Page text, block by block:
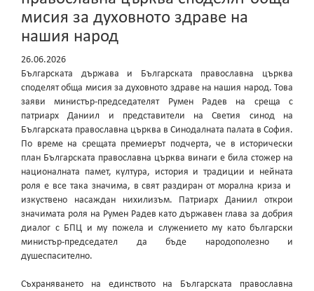
мисия за духовното здраве на
нашия народ
26.06.2026
Българската държава и Българската православна църква
споделят обща мисия за духовното здраве на нашия народ. Това
заяви министър-председателят Румен Радев на среща с
патриарх Даниил и представители на Светия синод на
Българската православна църква в Синодалната палата в София.
По време на срещата премиерът подчерта, че в исторически
план Българската православна църква винаги е била стожер на
националната памет, култура, история и традиции и нейната
роля е все така значима, в свят раздиран от морална криза и
изкуствено насаждан нихилизъм. Патриарх Даниил открои
значимата роля на Румен Радев като държавен глава за добрия
диалог с БПЦ и му пожела и служението му като български
министър-председател да бъде народополезно и
душеспасително.
Съхраняването на единството на Българската православна